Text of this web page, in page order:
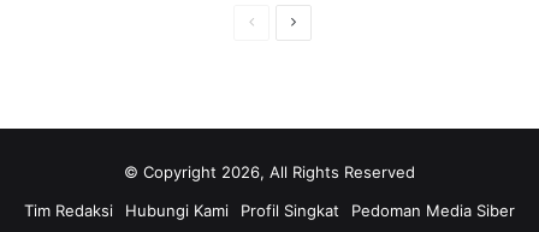
HalamanHalaman
© Copyright 2026, All Rights Reserved
Tim Redaksi
Hubungi Kami Profil Singkat Pedoman Media Siber